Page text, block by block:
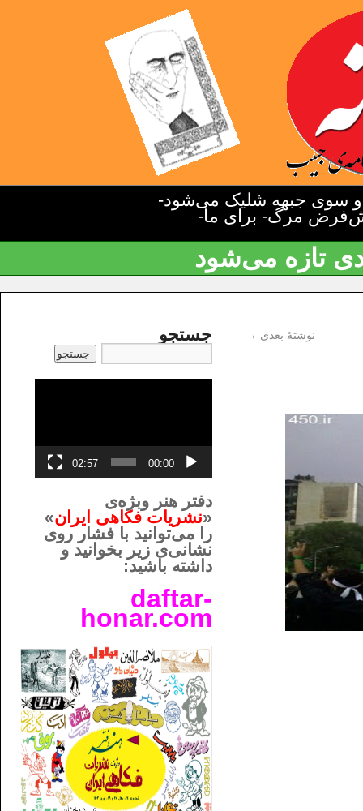
سوی جبهه شلیک می‌شود-
مرگ- برای ما-
تازه می‌شود
نوشتهٔ بعدی → جستجو
00:00
02:57
دفتر هنر وبژه‌ی
«نشریات فکاهی ایران»
را می‌توانید با فشار روی
نشانی‌ی زیر بخوانید و
داشته باشید:
daftar-
honar.com